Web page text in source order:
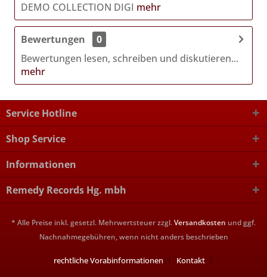
DEMO COLLECTION DIGI mehr
Bewertungen
0
Bewertungen lesen, schreiben und diskutieren...
mehr
Service Hotline
Shop Service
Informationen
Remedy Records Hg. mbh
* Alle Preise inkl. gesetzl. Mehrwertsteuer zzgl.Versandkosten und ggf.
Nachnahmegebühren, wenn nicht anders beschrieben
rechtliche Vorabinformationen
Kontakt